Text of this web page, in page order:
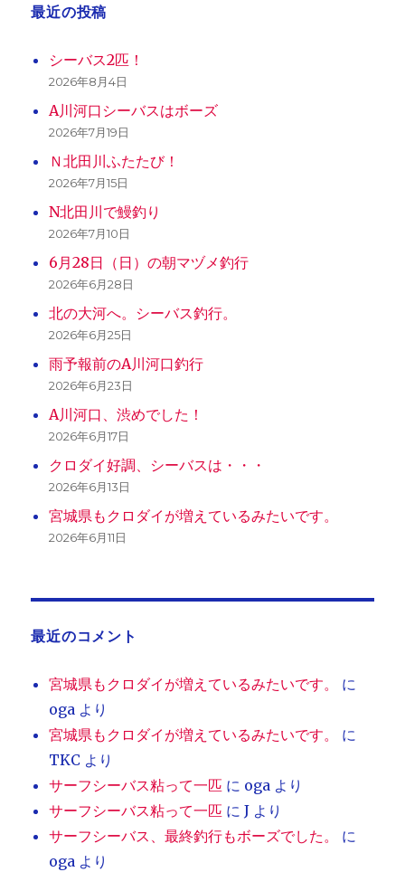
最近の投稿
シーバス2匹！
2026年8月4日
A川河口シーバスはボーズ
2026年7月19日
Ｎ北田川ふたたび！
2026年7月15日
N北田川で鰻釣り
2026年7月10日
6月28日（日）の朝マヅメ釣行
2026年6月28日
北の大河へ。シーバス釣行。
2026年6月25日
雨予報前のA川河口釣行
2026年6月23日
A川河口、渋めでした！
2026年6月17日
クロダイ好調、シーバスは・・・
2026年6月13日
宮城県もクロダイが増えているみたいです。
2026年6月11日
最近のコメント
宮城県もクロダイが増えているみたいです。
に
oga より
宮城県もクロダイが増えているみたいです。
に
TKC より
サーフシーバス粘って一匹 に oga より
サーフシーバス粘って一匹 にJ より
サーフシーバス、最終釣行もボーズでした。
に
oga より